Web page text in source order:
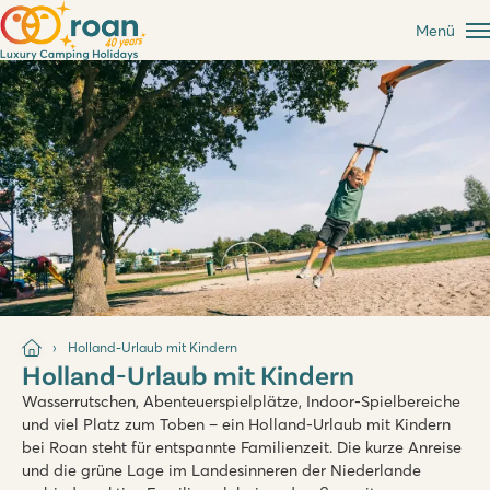
Menü
Holland-Urlaub mit Kindern
Holland-Urlaub mit Kindern
Wasserrutschen, Abenteuerspielplätze, Indoor-Spielbereiche
und viel Platz zum Toben – ein Holland-Urlaub mit Kindern
bei Roan steht für entspannte Familienzeit. Die kurze Anreise
und die grüne Lage im Landesinneren der Niederlande